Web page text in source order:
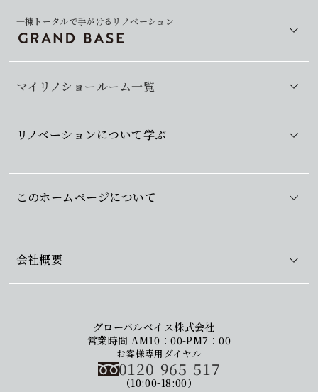
マイリノショールーム一覧
一棟トータルで手がけるリノベーション
リノベーションについて学ぶ
このホームページについて
会社概要
グローバルベイス株式会社
営業時間 AM10：00-PM7：00
お客様専用ダイヤル
0120-965-517
（10:00-18:00）